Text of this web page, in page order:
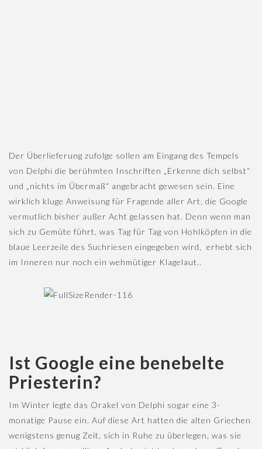
Der Überlieferung zufolge sollen am Eingang des Tempels
von Delphi die berühmten Inschriften „Erkenne dich selbst“
und „nichts im Übermaß“ angebracht gewesen sein. Eine
wirklich kluge Anweisung für Fragende aller Art, die Google
vermutlich bisher außer Acht gelassen hat. Denn wenn man
sich zu Gemüte führt, was Tag für Tag von Hohlköpfen in die
blaue Leerzeile des Suchriesen eingegeben wird, erhebt sich
im Inneren nur noch ein wehmütiger Klagelaut..
Ist Google eine benebelte
Priesterin?
Im Winter legte das Orakel von Delphi sogar eine 3-
monatige Pause ein. Auf diese Art hatten die alten Griechen
wenigstens genug Zeit, sich in Ruhe zu überlegen, was sie